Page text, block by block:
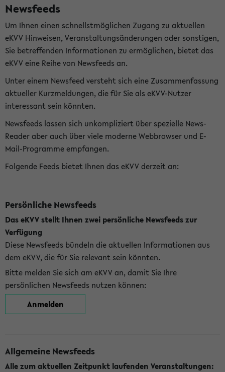
Newsfeeds
Um Ihnen einen schnellstmöglichen Zugang zu aktuellen
eKVV Hinweisen, Veranstaltungsänderungen oder sonstigen,
Sie betreffenden Informationen zu ermöglichen, bietet das
eKVV eine Reihe von Newsfeeds an.
Unter einem Newsfeed versteht sich eine Zusammenfassung
aktueller Kurzmeldungen, die für Sie als eKVV-Nutzer
interessant sein könnten.
Newsfeeds lassen sich unkompliziert über spezielle News-
Reader aber auch über viele moderne Webbrowser und E-
Mail-Programme empfangen.
Folgende Feeds bietet Ihnen das eKVV derzeit an:
Persönliche Newsfeeds
Das eKVV stellt Ihnen zwei persönliche Newsfeeds zur
Verfügung
Diese Newsfeeds bündeln die aktuellen Informationen aus
dem eKVV, die für Sie relevant sein könnten.
Bitte melden Sie sich am eKVV an, damit Sie Ihre
persönlichen Newsfeeds nutzen können:
Anmelden
Allgemeine Newsfeeds
Alle zum aktuellen Zeitpunkt laufenden Veranstaltungen: